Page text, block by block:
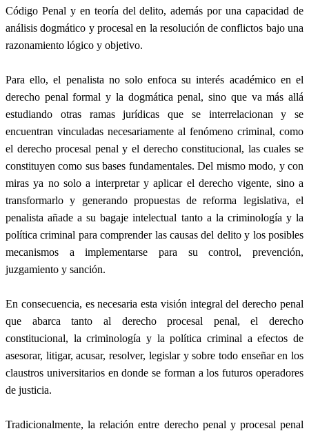
Código Penal y en teoría del delito, además por una capacidad de
análisis dogmático y procesal en la resolución de conflictos bajo una
razonamiento lógico y objetivo.
Para ello, el penalista no solo enfoca su interés académico en el
derecho penal formal y la dogmática penal, sino que va más allá
estudiando otras ramas jurídicas que se interrelacionan y se
encuentran vinculadas necesariamente al fenómeno criminal, como
el derecho procesal penal y el derecho constitucional, las cuales se
constituyen como sus bases fundamentales. Del mismo modo, y con
miras ya no solo a interpretar y aplicar el derecho vigente, sino a
transformarlo y generando propuestas de reforma legislativa, el
penalista añade a su bagaje intelectual tanto a la criminología y la
política criminal para comprender las causas del delito y los posibles
mecanismos a implementarse para su control, prevención,
juzgamiento y sanción.
En consecuencia, es necesaria esta visión integral del derecho penal
que abarca tanto al derecho procesal penal, el derecho
constitucional, la criminología y la política criminal a efectos de
asesorar, litigar, acusar, resolver, legislar y sobre todo enseñar en los
claustros universitarios en donde se forman a los futuros operadores
de justicia.
Tradicionalmente, la relación entre derecho penal y procesal penal